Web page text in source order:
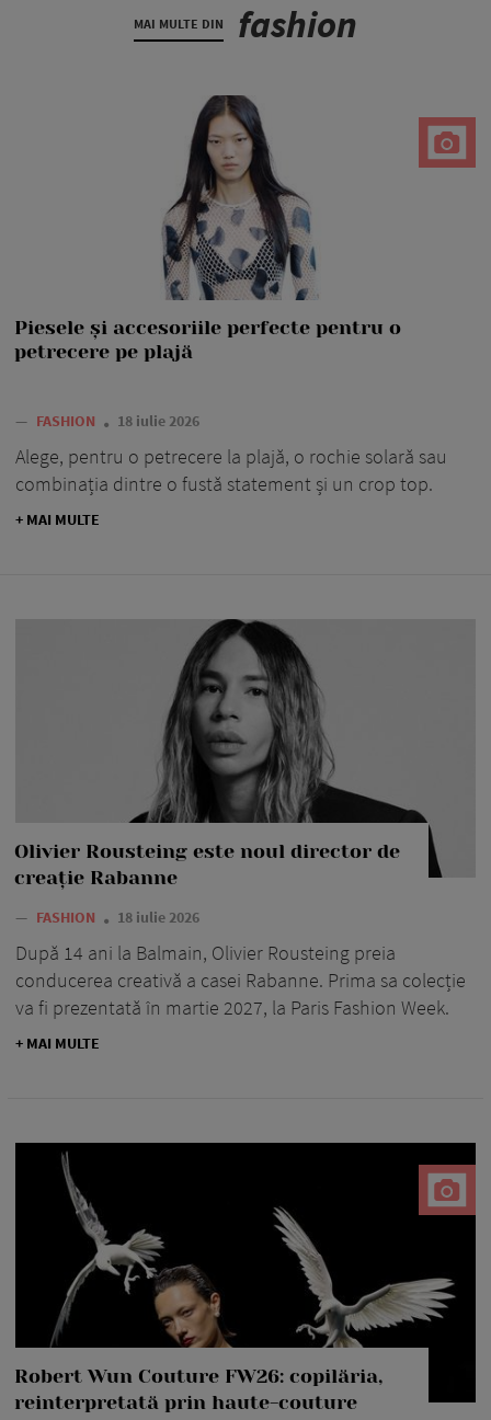
MAI MULTE DIN fashion
Piesele și accesoriile perfecte pentru o
petrecere pe plajă
— FASHION 18 iulie 2026
Alege, pentru o petrecere la plajă, o rochie solară sau
combinația dintre o fustă statement și un crop top.
+ MAI MULTE
Olivier Rousteing este noul director de
creație Rabanne
— FASHION 18 iulie 2026
După 14 ani la Balmain, Olivier Rousteing preia
conducerea creativă a casei Rabanne. Prima sa colecție
va fi prezentată în martie 2027, la Paris Fashion Week.
+ MAI MULTE
Robert Wun Couture FW26: copilăria,
reinterpretată prin haute-couture